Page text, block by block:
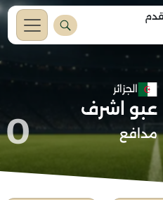
الجزائر
عبو اشرف
مدافع 0